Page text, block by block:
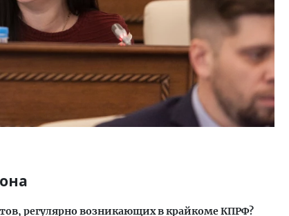
регулярно возникающих в крайкоме КПРФ?